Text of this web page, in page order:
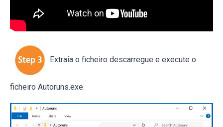
Extraia o ficheiro descarregue e execute o
ficheiro Autoruns.exe.